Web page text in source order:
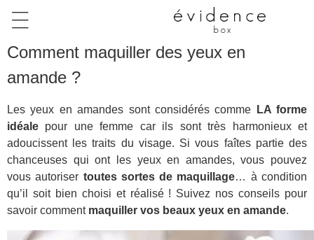
Comment maquiller des yeux en
amande ?
Les yeux en amandes sont considérés comme
LA forme
idéale pour une femme car ils sont très harmonieux et
adoucissent les traits du visage. Si vous faîtes partie des
chanceuses qui ont les yeux en amandes, vous pouvez
vous autoriser toutes sortes de maquillage… à condition
qu’il soit bien choisi et réalisé ! Suivez nos conseils pour
savoir comment maquiller vos beaux yeux en amande.